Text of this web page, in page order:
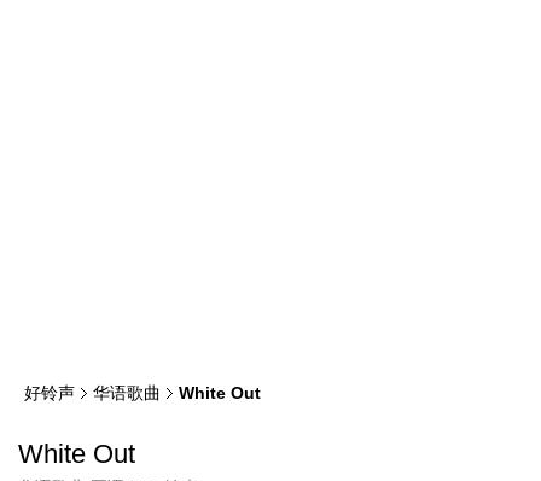
好铃声 华语歌曲 White Out
White Out